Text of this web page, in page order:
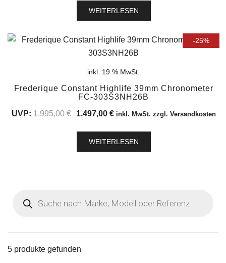
war:
1.995,00 €
ist:
1.497,00 €.
WEITERLESEN
-25%
inkl. 19 % MwSt.
Frederique Constant Highlife 39mm Chronometer
FC-303S3NH26B
UVP: 1.995,00€
Ursprünglicher
war:
1.995,00 €
1.497,00 €Aktueller
ist:
1.497,00 €.
inkl. MwSt. zzgl. Versandkosten
WEITERLESEN
search
5 produkte gefunden